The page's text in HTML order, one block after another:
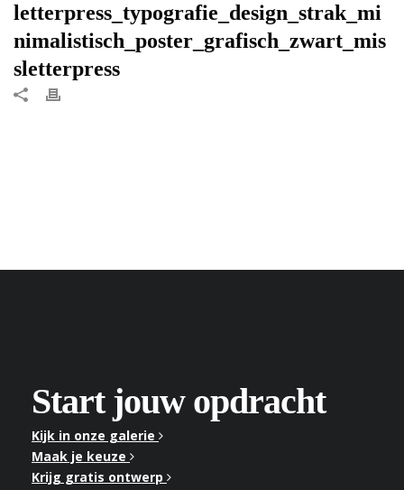
letterpress_typografie_design_strak_mi
nimalistisch_poster_grafisch_zwart_mis
sletterpress
Start jouw opdracht
Kijk in onze galerie
Maak je keuze
Krijg gratis ontwerp